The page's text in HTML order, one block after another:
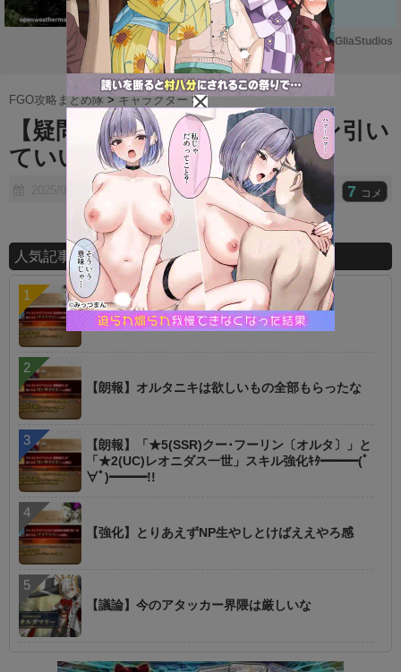
M
u
t
e
Powered by GliaStudios
FGO攻略まとめ隊 >キャラクター >
【疑問】新規だけどテュフォン引い
ていい？
2025/06/08 7 コメ
人気記事ランキング
【議論】星１でこれは高レア超えた？
【朗報】オルタニキは欲しいもの全部もらったな
【朗報】「★5(SSR)クー･フーリン〔オルタ〕」と
「★2(UC)レオニダス一世」スキル強化ｷﾀ━━━(ﾟ
∀ﾟ)━━━!!
【強化】とりあえずNP生やしとけばええやろ感
【議論】今のアタッカー界隈は厳しいな